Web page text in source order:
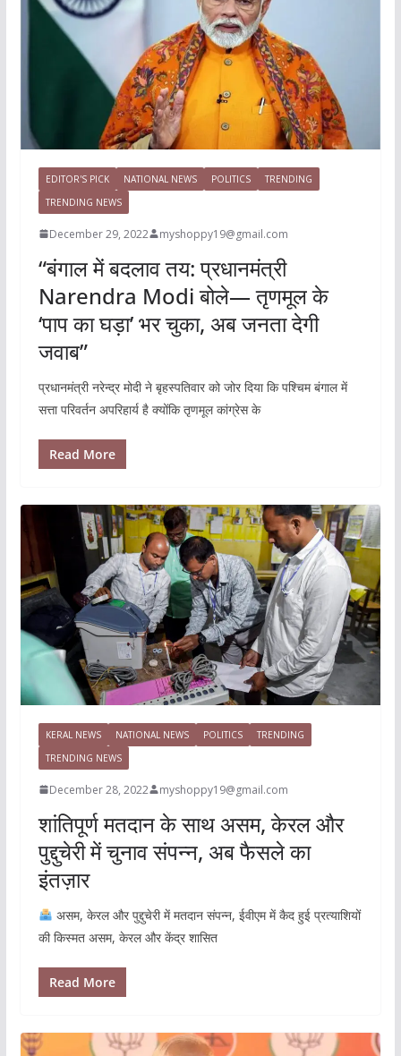
EDITOR'S PICK NATIONAL NEWS POLITICS
TRENDING
TRENDING NEWS
December 29, 2022 myshoppy19@gmail.com
“बंगाल में बदलाव तय: प्रधानमंत्री
Narendra Modi बोले— तृणमूल के
‘पाप का घड़ा’ भर चुका, अब जनता देगी
जवाब”
प्रधानमंत्री नरेन्द्र मोदी ने बृहस्पतिवार को जोर दिया कि पश्चिम बंगाल में
सत्ता परिवर्तन अपरिहार्य है क्योंकि तृणमूल कांग्रेस के
Read More
KERAL NEWS NATIONAL NEWS POLITICS
TRENDING
TRENDING NEWS
December 28, 2022 myshoppy19@gmail.com
शांतिपूर्ण मतदान के साथ असम, केरल और
पुद्दुचेरी में चुनाव संपन्न, अब फैसले का
इंतज़ार
असम, केरल और पुद्दुचेरी में मतदान संपन्न, ईवीएम में कैद हुई प्रत्याशियों
की किस्मत असम, केरल और केंद्र शासित
Read More